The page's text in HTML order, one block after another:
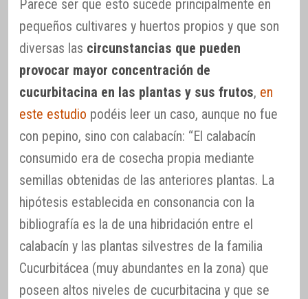
Parece ser que esto sucede principalmente en
pequeños cultivares y huertos propios y que son
diversas las circunstancias que pueden
provocar mayor concentración de
cucurbitacina en las plantas y sus frutos, en
este estudio podéis leer un caso, aunque no fue
con pepino, sino con calabacín: “El calabacín
consumido era de cosecha propia mediante
semillas obtenidas de las anteriores plantas. La
hipótesis establecida en consonancia con la
bibliografía es la de una hibridación entre el
calabacín y las plantas silvestres de la familia
Cucurbitácea (muy abundantes en la zona) que
poseen altos niveles de cucurbitacina y que se